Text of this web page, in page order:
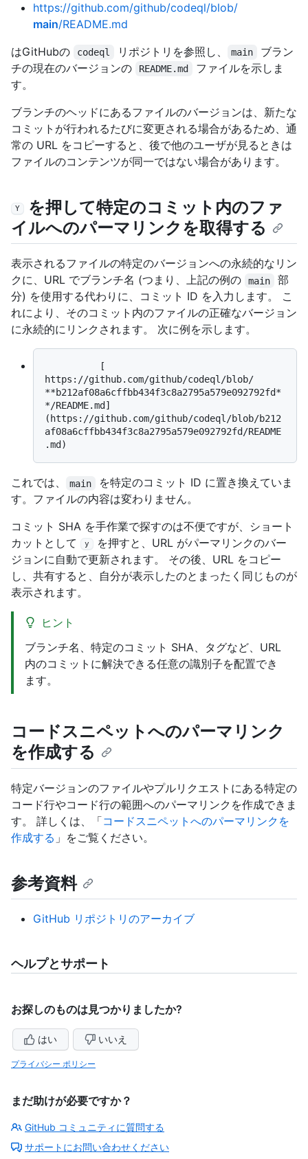
https://github.com/github/codeql/blob/
main/README.md
はGitHubの
codeql リポジトリを参照し、 main
ブラン
チの現在のバージョンの
README.md
ファイルを示しま
す。
ブランチのヘッドにあるファイルのバージョンは、新たな
コミットが行われるたびに変更される場合があるため、通
常の URL をコピーすると、後で他のユーザが見るときは
ファイルのコンテンツが同一ではない場合があります。
Y
を押して特定のコミット内のファ
イルへのパーマリンクを取得する
表示されるファイルの特定のバージョンへの永続的なリン
クに、URL でブランチ名 (つまり、上記の例の
main
部
分) を使用する代わりに、コミット ID を入力します。 こ
れにより、そのコミット内のファイルの正確なバージョン
に永続的にリンクされます。 次に例を示します。
https://github.com/github/codeql/blob/
**b212af08a6cffbb434f3c8a2795a579e092792fd*
*/README.md]
(https://github.com/github/codeql/blob/b212
af08a6cffbb434f3c8a2795a579e092792fd/README
これでは、 main
を特定のコミット ID に置き換えていま
す。ファイルの内容は変わりません。
コミット SHA を手作業で探すのは不便ですが、ショート
カットとして
y
を押すと、URL がパーマリンクのバー
ジョンに自動で更新されます。 その後、URL をコピー
し、共有すると、自分が表示したのとまったく同じものが
表示されます。
ヒント
ブランチ名、特定のコミット SHA、タグなど、URL
内のコミットに解決できる任意の識別子を配置でき
ます。
コードスニペットへのパーマリンク
を作成する
特定バージョンのファイルやプルリクエストにある特定の
コード行やコード行の範囲へのパーマリンクを作成できま
す。 詳しくは、「コードスニペットへのパーマリンクを
作成する 」をご覧ください。
参考資料
GitHub リポジトリのアーカイブ
ヘルプとサポート
お探しのものは見つかりましたか?
はい いいえ
プライバシー ポリシー
まだ助けが必要ですか？
GitHub コミュニティに質問する
サポートにお問い合わせください